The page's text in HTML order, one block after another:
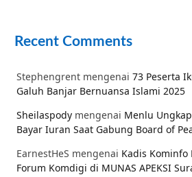
Recent Comments
Stephengrent mengenai 73 Peserta
Galuh Banjar Bernuansa Islami 2025
Sheilaspody mengenai Menlu
Bayar Iuran Saat Gabung Board of
EarnestHeS mengenai Kadis
Forum Komdigi di MUNAS APEKSI